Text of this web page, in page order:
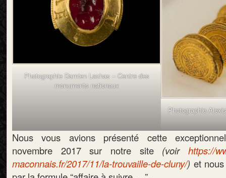
Photographie Damien Lachas – Centre des
monuments nationaux
Photographie
Nous vous avions présenté cette
novembre 2017 sur notre site(voirhttps://
maconnais.fr/2017/11/la-trouvaille-de-cluny/) et